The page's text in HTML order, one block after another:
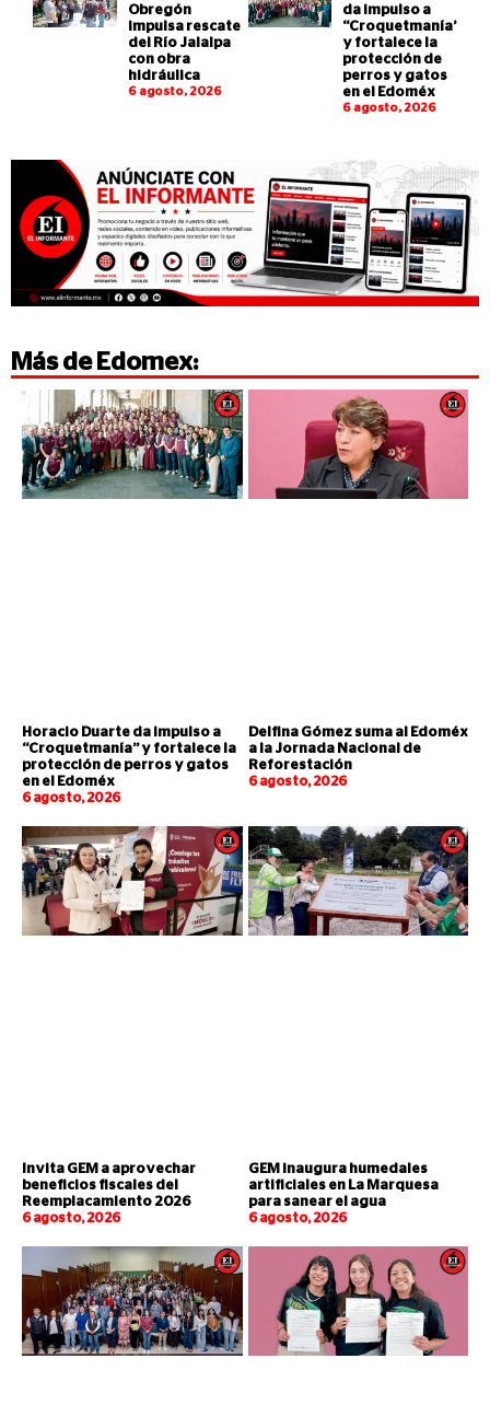
Obregón
impulsa rescate
del Río Jalalpa
con obra
hidráulica
6 agosto, 2026
da impulso a
“Croquetmanía”
y fortalece la
protección de
perros y gatos
en el Edoméx
6 agosto, 2026
Más de Edomex:
Horacio Duarte da impulso a
“Croquetmanía” y fortalece la
protección de perros y gatos
en el Edoméx
6 agosto, 2026
Delfina Gómez suma al Edoméx
a la Jornada Nacional de
Reforestación
6 agosto, 2026
Invita GEM a aprovechar
beneficios fiscales del
Reemplacamiento 2026
6 agosto, 2026
GEM inaugura humedales
artificiales en La Marquesa
para sanear el agua
6 agosto, 2026